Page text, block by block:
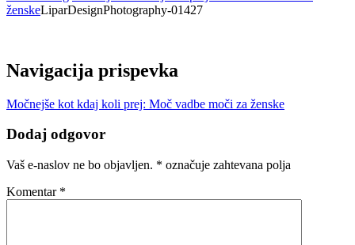
ženskeLiparDesignPhotography-01427
Navigacija prispevka
Močnejše kot kdaj koli prej: Moč vadbe moči za ženske
Dodaj odgovor
Vaš e-naslov ne bo objavljen. * označuje zahtevana polja
Komentar *